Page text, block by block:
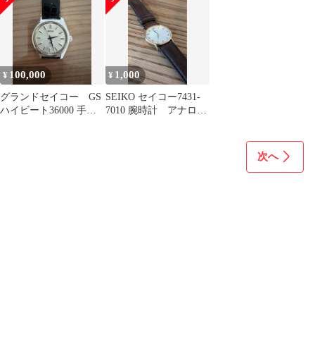
¥ 100,000
グランドセイコー GS
ハイビート36000 手
¥ 1,000
SEIKO セイコー7431-
7010 腕時計 アナロ
次へ